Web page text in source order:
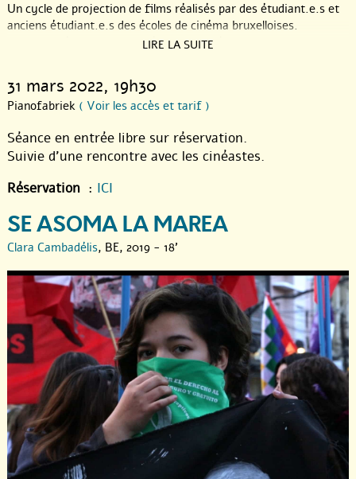
Un cycle de projection de films réalisés par des étudiant.e.s et
anciens étudiant.e.s des écoles de cinéma bruxelloises.
Programmé par Le p’tit ciné, et organisé en partenariat avec le
En entrée libre sur réservation, et en présence des cinéastes.
ICI
LIRE LA SUITE
31 mars 2022, 19h30
Pianofabriek ( Voir les accès et tarif )
Séance en entrée libre sur réservation.
Suivie d’une rencontre avec les cinéastes.
Réservation : ICI
SE ASOMA LA MAREA
Clara Cambadélis, BE, 2019 - 18'